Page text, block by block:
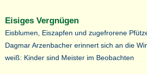
Eisiges Vergnügen
Eisblumen, Eiszapfen und zugefrorene
Dagmar Arzenbacher erinnert sich an die
weiß: Kinder sind Meister im Beobachten